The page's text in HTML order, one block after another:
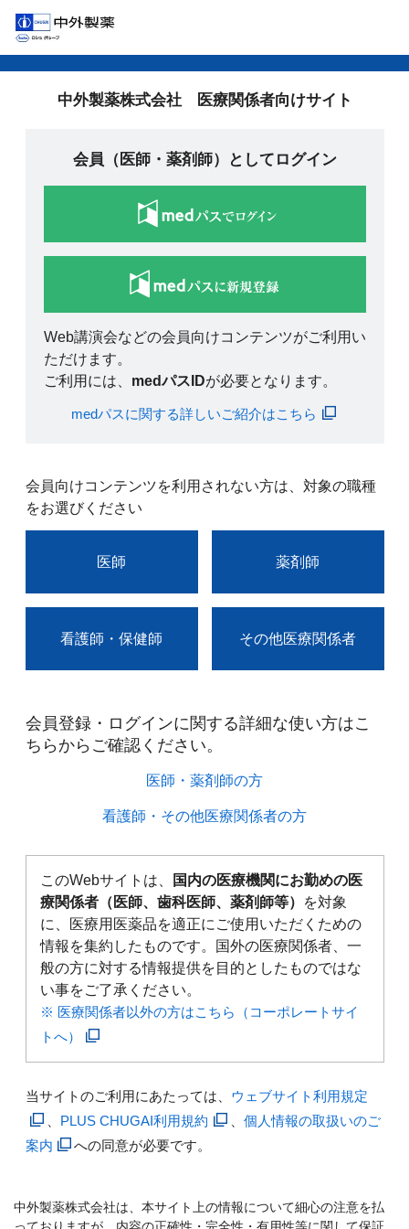
中外製薬株式会社 医療関係者向けサイト
会員（医師・薬剤師）としてログイン
Web講演会などの会員向けコンテンツがご利用い
ただけます。
ご利用には、 medパスIDが必要となります。
medパスに関する詳しいご紹介はこちら
会員向けコンテンツを利用されない方は、対象の職種
をお選びください
医師 薬剤師
看護師・保健師 その他医療関係者
会員登録・ログインに関する詳細な使い方はこ
ちらからご確認ください。​
医師・薬剤師の方​
看護師・その他医療関係者の方​
このWebサイトは、
国内の医療機関にお勤めの医
療関係者（医師、歯科医師、薬剤師等）
を対象
に、医療用医薬品を適正にご使用いただくための
情報を集約したものです。国外の医療関係者、一
般の方に対する情報提供を目的としたものではな
い事をご了承ください。
※ 医療関係者以外の方はこちら（コーポレートサイ
トへ）
当サイトのご利用にあたっては、 ウェブサイト利用規定
PLUS CHUGAI利用規約
個人情報の取扱いのご
案内
への同意が必要です。
中外製薬株式会社は、本サイト上の情報について細心の注意を払
っておりますが、内容の正確性・完全性・有用性等に関して保証